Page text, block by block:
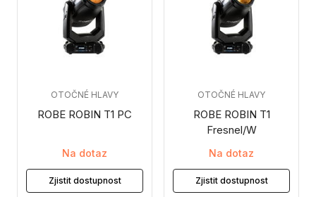
ROBE ROBIN T1 PC
OTOČNÉ HLAVY
Na dotaz
Zjistit dostupnost
ROBE ROBIN T1
Fresnel/W
OTOČNÉ HLAVY
Na dotaz
Zjistit dostupnost